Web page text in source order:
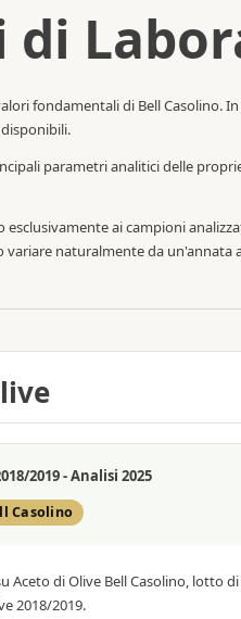
di
fondamentali di Bell
parametri analitici delle
esclusivamente ai campioni
variare naturalmente da un'annata
2019 - Analisi 2025
Casolino
Aceto di Olive Bell Casolino, lotto
2018/2019.